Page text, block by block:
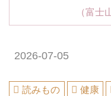
（富士
2026-07-05
読みもの 健康